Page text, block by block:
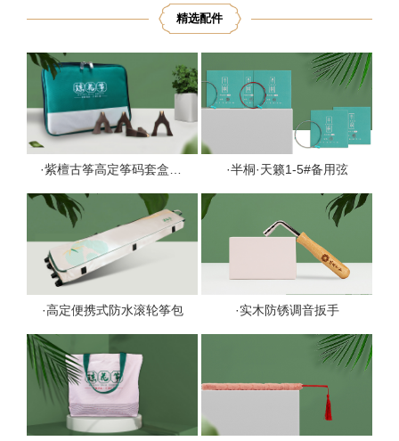
精选配件
·半桐·天籁1-5#备用弦
·高定便携式防水滚轮筝包 ·实木防锈调音扳手